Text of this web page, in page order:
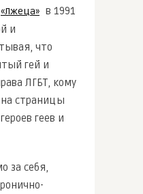
«Лжеца» в 1991
и
что
гей и
ЛГБТ, кому
страницы
геев и
за себя,